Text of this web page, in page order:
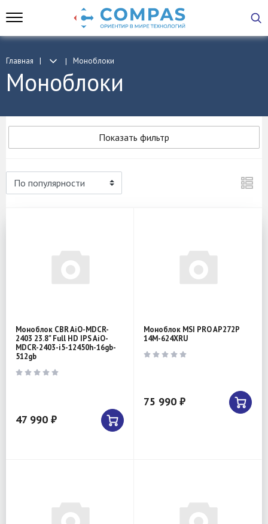
Главная Моноблоки
Моноблоки
Показать фильтр
Моноблок CBR AiO-MDCR-
2403 23.8" Full HD IPS AiO-
MDCR-2403-i5-12450h-16gb-
512gb
47 990 ₽
Моноблок MSI PRO AP272P
14M-624XRU
75 990 ₽